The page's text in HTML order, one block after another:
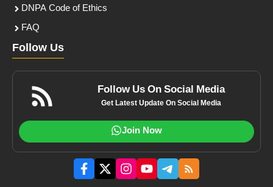
DNPA Code of Ethics
FAQ
Follow Us
Follow Us On Social Media
Get Latest Update On Social Media
Join Now